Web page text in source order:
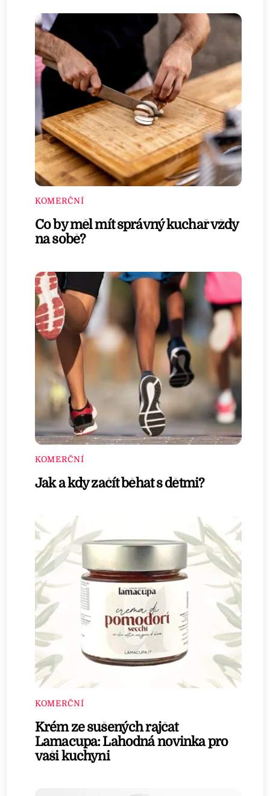
KOMERČNÍ
Co by měl mít správný kuchař vždy
na sobě?
KOMERČNÍ
Jak a kdy začít běhat s dětmi?
KOMERČNÍ
Krém ze sušených rajčat
Lamacupa: Lahodná novinka pro
vaši kuchyni